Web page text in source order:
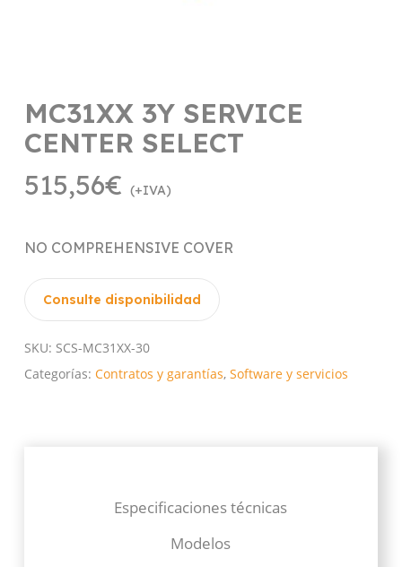
MC31XX 3Y SERVICE
CENTER SELECT
515,56€ (+IVA)
NO COMPREHENSIVE COVER
Consulte disponibilidad
SKU: SCS-MC31XX-30
Categorías: Contratos y garantías, Software y servicios
Especificaciones técnicas
Modelos